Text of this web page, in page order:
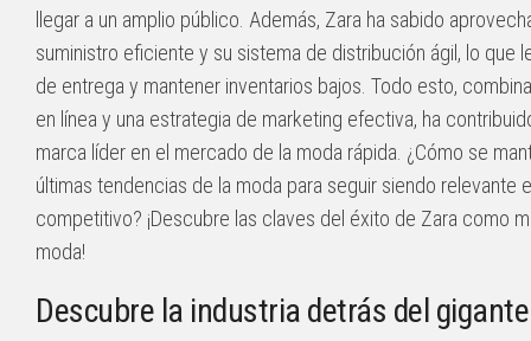
llegar a un amplio público. Además, Zara ha sabido
suministro eficiente y su sistema de distribución ágil, lo que
de entrega y mantener inventarios bajos. Todo esto,
en línea y una estrategia de marketing efectiva, ha
marca líder en el mercado de la moda rápida. ¿Cómo se
últimas tendencias de la moda para seguir siendo relevante
competitivo? ¡Descubre las claves del éxito de Zara como
moda!
Descubre la industria detrás del